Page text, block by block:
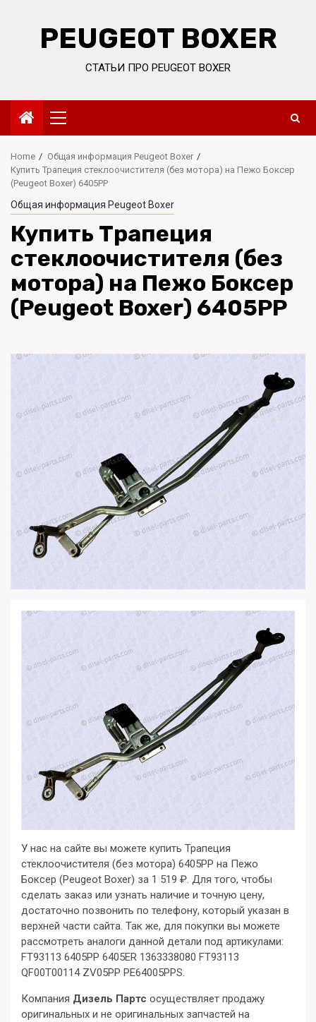
PEUGEOT BOXER
СТАТЬИ ПРО PEUGEOT BOXER
Primary
Menu
Home
Общая информация Peugeot Boxer
Купить Трапеция стеклоочистителя (без мотора) на Пежо Боксер
(Peugeot Boxer) 6405PP
Общая информация Peugeot Boxer
Купить Трапеция
стеклоочистителя (без
мотора) на Пежо Боксер
(Peugeot Boxer) 6405PP
У нас на сайте вы можете купить Трапеция
стеклоочистителя (без мотора) 6405PP на Пежо
Боксер (Peugeot Boxer) за 1 519 ₽. Для того, чтобы
сделать заказ или узнать наличие и точную цену,
достаточно позвонить по телефону, который указан в
верхней части сайта. Так же, для покупки вы можете
рассмотреть аналоги данной детали под артикулами:
FT93113 6405PP 6405ER 1363338080 FT93113
QF00T00114 ZV05PP PE64005PPS.
Компания Дизель Партс осуществляет продажу
оригинальных и не оригинальных запчастей на